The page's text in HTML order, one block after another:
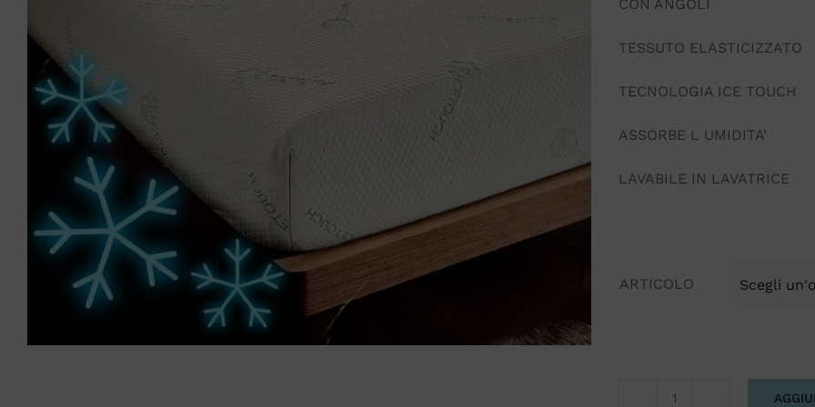
CON ANGOLI
TESSUTO ELASTICIZZATO
TECNOLOGIA ICE TOUCH
ASSORBE L UMIDITA’
LAVABILE IN LAVATRICE
ARTICOLO